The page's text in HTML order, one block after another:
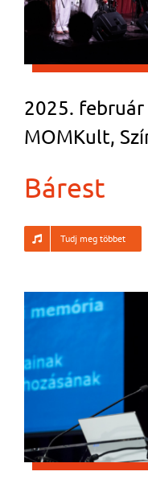
2025.
MOMKult,
Bárest
Tudj meg többet